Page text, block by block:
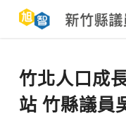
main
竹北人口成
站 竹縣議員